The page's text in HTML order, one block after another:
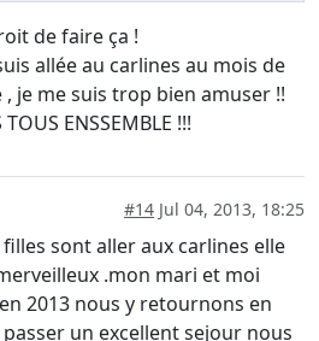
de faire ça !
allée au carlines au mois de
je me suis trop bien amuser !!
ENSSEMBLE !!!
#14 Jul 04, 2013, 18:25
sont aller aux carlines elle
.mon mari et moi
2013 nous y retournons en
un excellent sejour nous